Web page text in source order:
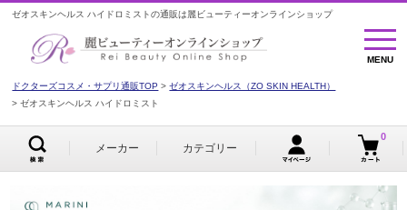
ゼオスキンヘルス ハイドロミストの通販は麗ビューティーオンラインショップ
MENU
MENU
ドクターズコスメ・サプリ通販TOP
ゼオスキンヘルス（ZO SKIN HEALTH）
ゼオスキンヘルス ハイドロミスト
メーカー カテゴリー
0